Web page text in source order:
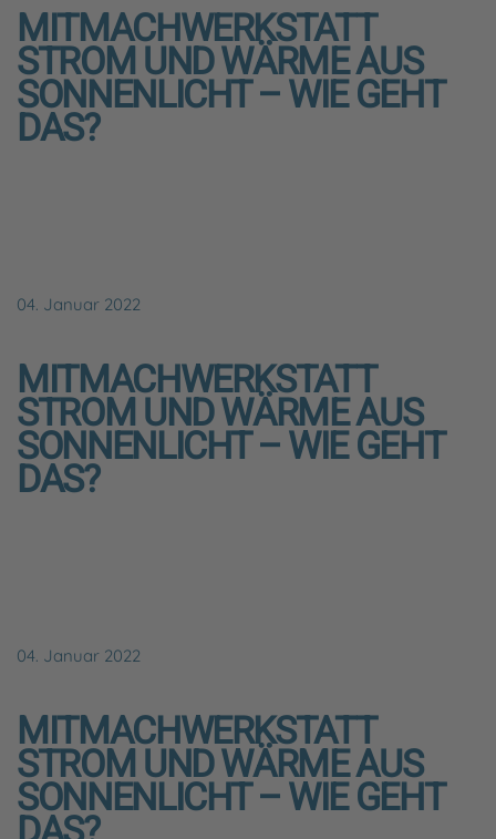
MITMACHWERKSTATT
STROM UND WÄRME AUS
SONNENLICHT – WIE GEHT
DAS?
04. Januar 2022
MITMACHWERKSTATT
STROM UND WÄRME AUS
SONNENLICHT – WIE GEHT
DAS?
04. Januar 2022
MITMACHWERKSTATT
STROM UND WÄRME AUS
SONNENLICHT – WIE GEHT